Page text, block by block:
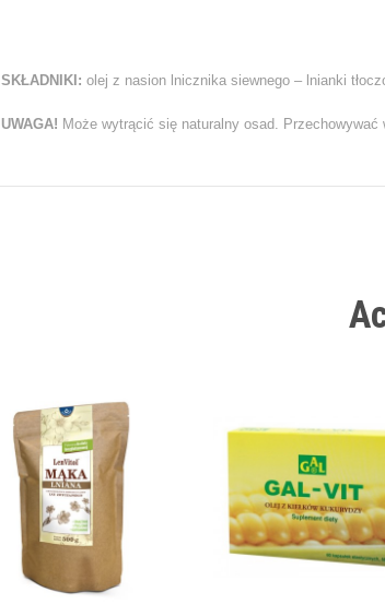
SKŁADNIKI: olej z nasion lnicznika siewnego – lnianki
UWAGA! Może wytrącić się naturalny osad.